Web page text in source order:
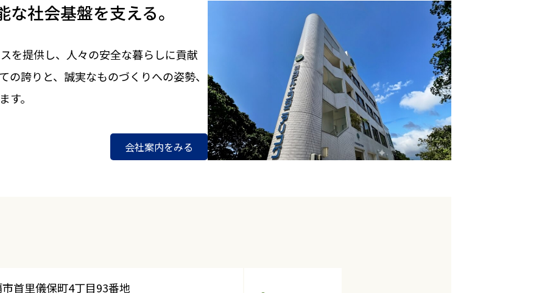
社会基盤を支える。
を提供し、人々の安全な暮らしに貢献
誇りと、誠実なものづくりへの姿勢、
す。
会社案内をみる
首里儀保町4丁目93番地